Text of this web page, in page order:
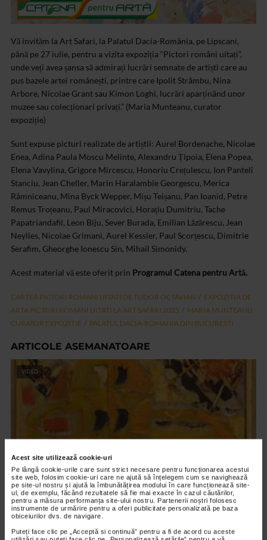
Acest site utilizează cookie-uri
Pe lângă cookie-urile care sunt strict necesare pentru funcționarea acestui
site web, folosim cookie-uri care ne ajută să înțelegem cum se navighează
pe site-ul nostru și ajută la îmbunătățirea modului în care funcționează site-
ul, de exemplu, făcând rezultatele să fie mai exacte în cazul căutărilor,
pentru a măsura performanța site-ului nostru. Partenerii noștri folosesc
instrumente de urmărire pentru a oferi publicitate personalizată pe baza
obiceiurilor dvs. de navigare.
Puteți face clic pe „Acceptă si continuă” pentru a fi de acord cu aceste
Vă invităm la Art Safari, la Palatul Dacia-România, pe Lipscani,
până pe 27 iulie, pentru a vizita expoziția “Pictori români uitați”,
unde veți avea șansa să admirați lucrări semnate de artiști care au
pus bazele artei românești, printre care Ipolit Strâmbu, Nina
Arbore, Nicolae Grant sau Kimon Loghi, lucrări aparținând unor
muzee sau colecționari privați.” (Maria Munteanu, curator
expoziție)
Sunt expuse picturi realizate de artiștii: Aurel Bordenache, Nicolae
Enea, Adina Paula Moscu Melinte, Alexandru Țipoia, Elena Popea,
Elena Vavylina, Grigore Mircescu, Honoriu Crețulescu, Ion Panteli
Stanciu, Jean Cheller, Marin Haralambie Georgescu, Merica
Râmniceanu, Mina Byck Wepper, Mișu Teișanu, Pan Ioanid, Petre
Remus Troțeanu, Paul Miracovici, Horațiu Dumitriu, Tache
Papatriandafil, Leon Biju, Sever Burada, Emilian Lăzărescu, Jean
Neylies, Nicolae Grimani, Aurel Kessler, Paul Scorțescu, Dimitrie
Serafim, Gheorghe Ionescu Sin, Mihail Simonidy.
Acest material vă este oferit prin Programul Catena pentru Artă.
CARTEA PICTORI ROMANI UITATI DE TUDOR OCTAVIAN
EXPOZITIA DE
ARTA PICTORI ROMANI UITATI LA ART SAFARI 2025
MARIA MUNTEANU
CURATOR EXPOZITIE
PALATUL DACIA-ROMANIA DIN BUCURESTI
ARTICOLE ASEMANATOARE
VIDEO
CLIPA DE ARTA
Expoziția Alchimie – capitolul II